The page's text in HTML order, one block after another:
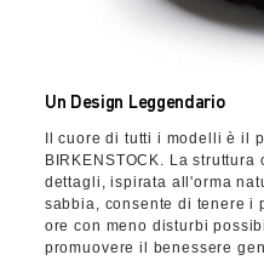
Un Design Leggendario
Il cuore di tutti i modelli è il
BIRKENSTOCK. La
dettagli, ispirata all'orma
sabbia, consente di tenere i
ore con meno disturbi
promuovere il benessere